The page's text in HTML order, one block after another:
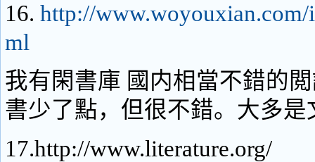
16. http://
ml
我有閑書庫 國内相當不錯的
書少了點，但很不錯。大多是
17.http://www.literature.org/